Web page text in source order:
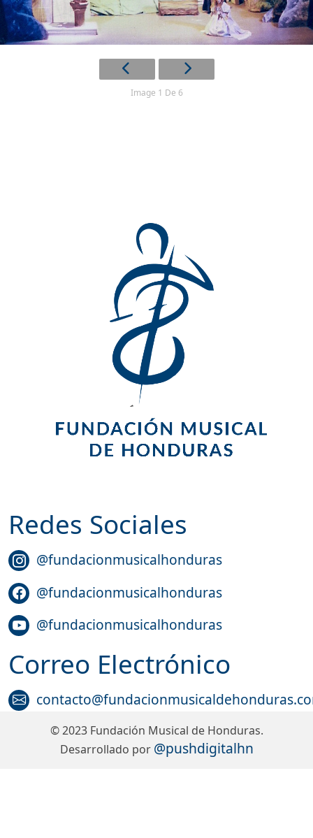
Image 1 De 6
Redes Sociales
@fundacionmusicalhonduras
@fundacionmusicalhonduras
@fundacionmusicalhonduras
Correo Electrónico
© 2023 Fundación Musical de Honduras.
Desarrollado por @pushdigitalhn